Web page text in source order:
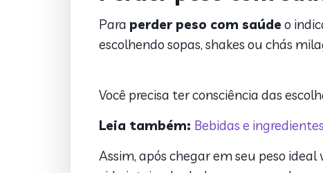
Para perder peso com saúde o
escolhendo sopas, shakes ou chás
Você precisa ter consciência das
Leia também: Bebidas e
Assim, após chegar em seu peso ideal